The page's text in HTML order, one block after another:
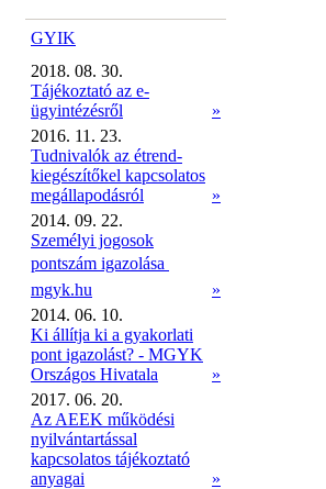
GYIK
2018. 08. 30.
Tájékoztató az e-
ügyintézésről
»
2016. 11. 23.
Tudnivalók az étrend-
kiegészítőkel kapcsolatos
megállapodásról
»
2014. 09. 22.
Személyi jogosok
pontszám igazolása 
mgyk.hu
»
2014. 06. 10.
Ki állítja ki a gyakorlati
pont igazolást? - MGYK
Országos Hivatala
»
2017. 06. 20.
Az AEEK működési
nyilvántartással
kapcsolatos tájékoztató
anyagai
»